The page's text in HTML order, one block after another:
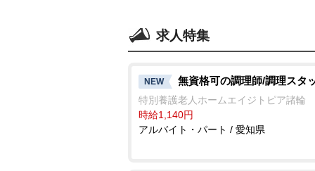
求人特集
NEW 無資格可の調理師/調理スタ
特別養護老人ホームエイジトピア諸輪
時給1,140円
アルバイト・パート / 愛知県